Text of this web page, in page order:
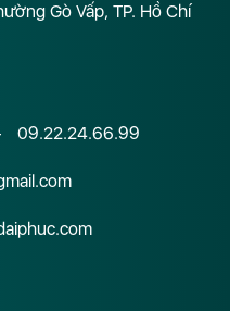
Gò Vấp, TP. Hồ Chí
09.22.24.66.99